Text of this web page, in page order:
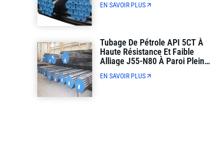
EN SAVOIR PLUS
Tubage De Pétrole API 5CT À
Haute Résistance Et Faible
Alliage J55-N80 À Paroi Pleine
Pétrole
EN SAVOIR PLUS